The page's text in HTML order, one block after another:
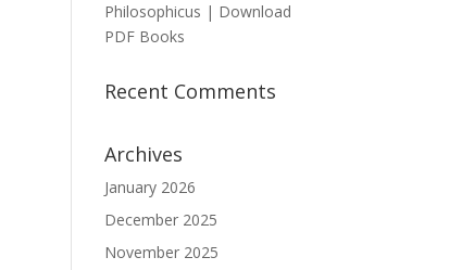
Philosophicus | Download
PDF Books
Recent Comments
Archives
January 2026
December 2025
November 2025